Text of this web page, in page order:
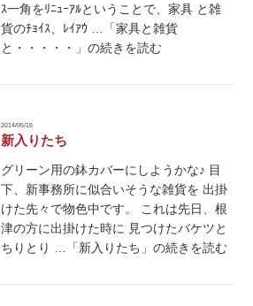
ｽ一角をﾘﾆｭｰｱﾙということで、家具 と雑
貨のﾁｮｲｽ、ﾚｲｱｳ …「家具と雑貨
と・・・・・」の続きを読む
2014/05/15
新入りたち
グリーン用の鉢カバーにしようかな♪ 目
下、新事務所に似合いそうな雑貨を 出掛
けた先々で物色中です。 これは先日、根
津の方に出掛けた時に 見つけたバケツと
ちりとり …「新入りたち」の続きを読む